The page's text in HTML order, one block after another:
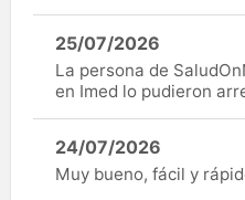
25/07/2026
La persona de
en Imed lo pudieron
24/07/2026
Muy bueno, fácil y